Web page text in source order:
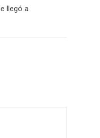
llegó a